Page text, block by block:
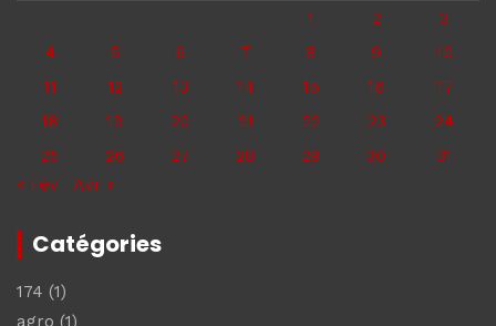
1
2
3
4
5 6 7 8 9
10
11
12 13 14 15 16
17
18
19 20 21 22 23
24
25
26 27 28 29 30
31
« Fév
Avr »
Catégories
174 (1)
agro (1)